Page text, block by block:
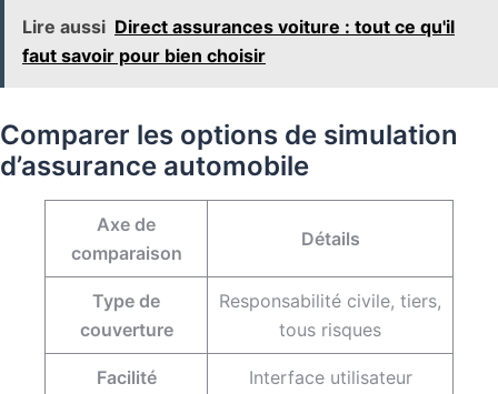
Lire aussi Direct assurances voiture : tout ce qu'il
faut savoir pour bien choisir
Comparer les options de simulation
d’assurance automobile
Axe de
comparaison
Détails
Type de
couverture
Responsabilité civile, tiers,
tous risques
Facilité
Interface utilisateur